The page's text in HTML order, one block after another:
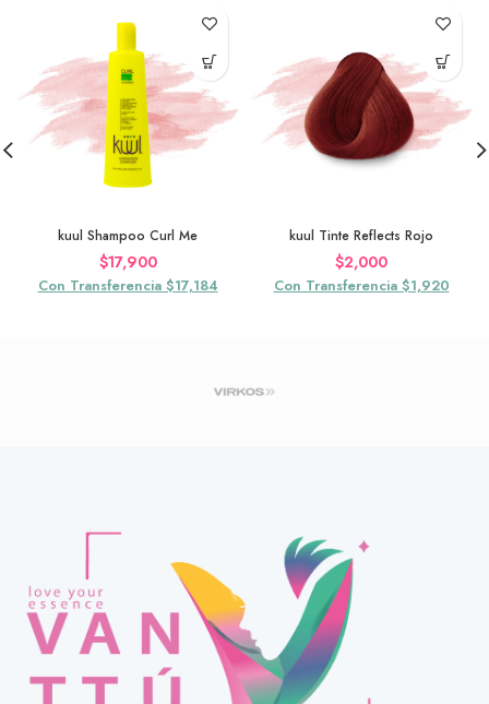
kuul Shampoo Curl Me
$17,900
Con Transferencia $17,184
kuul Tinte Reflects Rojo
$2,000
Con Transferencia $1,920